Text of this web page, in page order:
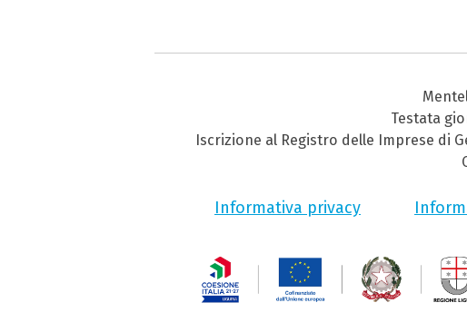
Testata
Iscrizione al Registro delle Imprese di
Informativa privacy